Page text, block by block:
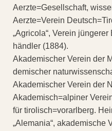
Aerzte=Gesellschaft,
Aerzte=Verein
„Agricola“, Verein
händler (1884).
Akademischer Verein der
demischer
Akademischer Verein der
Akademisch=alpiner
für tirolisch=vorarlberg.
„Alemania“, akademische